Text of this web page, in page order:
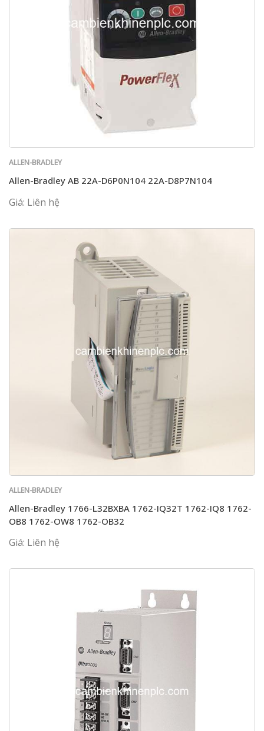
ALLEN-BRADLEY
Allen-Bradley AB 22A-D6P0N104 22A-D8P7N104
Giá: Liên hệ
ALLEN-BRADLEY
Allen-Bradley 1766-L32BXBA 1762-IQ32T 1762-IQ8 1762-
OB8 1762-OW8 1762-OB32
Giá: Liên hệ